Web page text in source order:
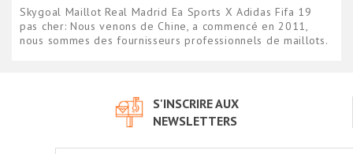
Skygoal Maillot Real Madrid Ea Sports X Adidas Fifa 19
pas cher: Nous venons de Chine, a commencé en 2011,
nous sommes des fournisseurs professionnels de maillots.
S'INSCRIRE AUX
NEWSLETTERS